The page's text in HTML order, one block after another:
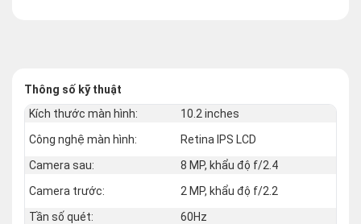
Thông số kỹ thuật
Kích thước màn hình:
10.2 inches
Công nghệ màn hình:
Retina IPS LCD
Camera sau:
8 MP, khẩu độ f/2.4
Camera trước:
2 MP, khẩu độ f/2.2
Tần số quét:
60Hz